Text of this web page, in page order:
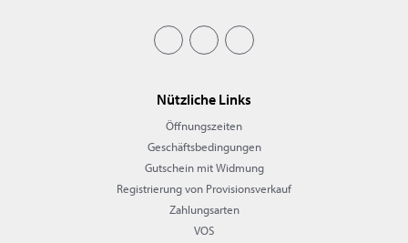
Nützliche Links
Öffnungszeiten
Geschäftsbedingungen
Gutschein mit Widmung
Registrierung von Provisionsverkauf
Zahlungsarten
VOS